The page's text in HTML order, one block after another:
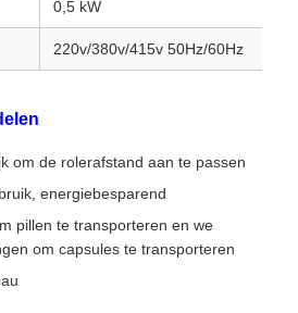
0,5 kW
220v/380v/415v 50Hz/60Hz
om de rolerafstand aan te passen
energiebesparend
pillen te transporteren en we
om capsules te transporteren